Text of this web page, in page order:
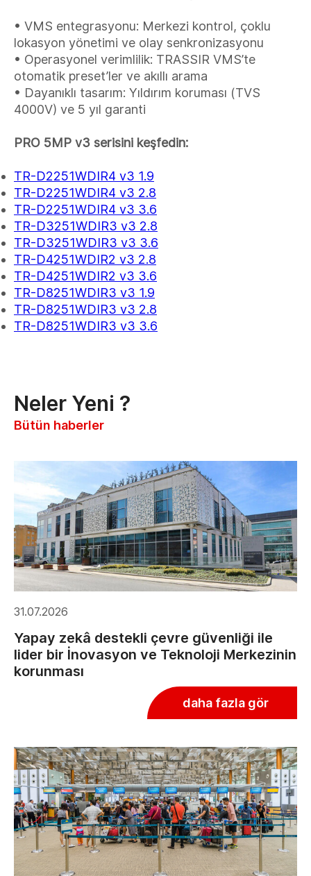
• VMS entegrasyonu: Merkezi kontrol, çoklu
lokasyon yönetimi ve olay senkronizasyonu
• Operasyonel verimlilik: TRASSIR VMS’te
otomatik preset’ler ve akıllı arama
• Dayanıklı tasarım: Yıldırım koruması (TVS
4000V) ve 5 yıl garanti
PRO 5MP v3 serisini keşfedin:
TR-D2251WDIR4 v3 1.9
TR-D2251WDIR4 v3 2.8
TR-D2251WDIR4 v3 3.6
TR-D3251WDIR3 v3 2.8
TR-D3251WDIR3 v3 3.6
TR-D4251WDIR2 v3 2.8
TR-D4251WDIR2 v3 3.6
TR-D8251WDIR3 v3 1.9
TR-D8251WDIR3 v3 2.8
TR-D8251WDIR3 v3 3.6
Neler Yeni ?
Bütün haberler
31.07.2026
Yapay zekâ destekli çevre güvenliği ile
lider bir İnovasyon ve Teknoloji Merkezinin
korunması
daha fazla gör